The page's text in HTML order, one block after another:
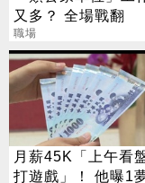
又多？ 全場戰翻
職場
月薪45K「上午看
打遊戲」！ 他曝1